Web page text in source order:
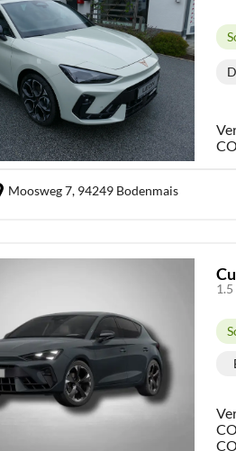
CO
Moosweg 7, 94249 Bodenmais
1.5
CO
CO